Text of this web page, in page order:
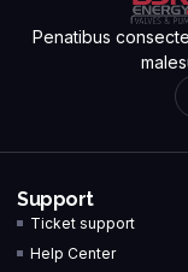
Penatibus
Support
Ticket support
Help Center